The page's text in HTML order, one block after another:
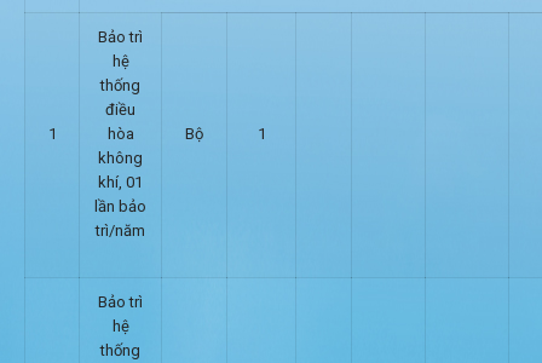
1
Bảo trì
hệ
thống
điều
hòa
không
khí, 01
lần bảo
trì/năm
Bộ 1
Bảo trì
hệ
thống